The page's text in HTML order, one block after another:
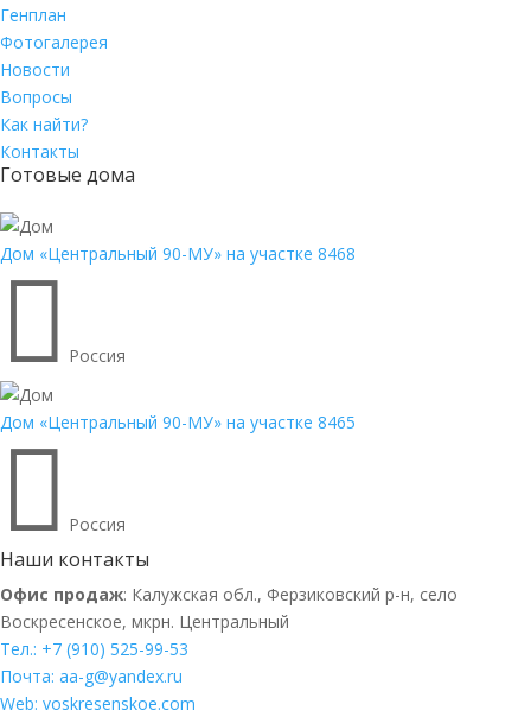
Генплан
Фотогалерея
Новости
Вопросы
Как найти?
Контакты
Готовые дома
Дом «Центральный 90-МУ» на участке 8468
 Россия
Дом «Центральный 90-МУ» на участке 8465
 Россия
Наши контакты
Офис продаж: Калужская обл., Ферзиковский р-н, село
Воскресенское, мкрн. Центральный
Тел.: +7 (910) 525-99-53
Почта: aa-g@yandex.ru
Web: voskresenskoe.com